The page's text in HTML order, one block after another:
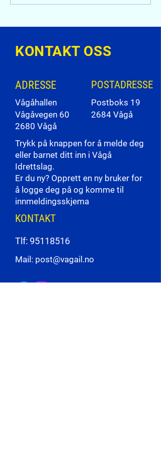
KONTAKT OSS
ADRESSE
Vågåhallen
Vågåvegen 60
2680 Vågå
POSTADRESSE
Postboks 19
2684 Vågå
Trykk på knappen for å melde deg
eller barnet ditt inn i Vågå
Idrettslag.
Er du ny? Opprett en ny bruker for
å logge deg på og komme til
innmeldingsskjema
KONTAKT
Tlf: 95118516
Mail: post@vagail.no